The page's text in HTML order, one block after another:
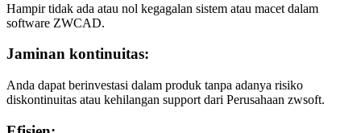
Hampir tidak ada atau nol kegagalan sistem atau macet dalam
software ZWCAD.
Jaminan kontinuitas:
Anda dapat berinvestasi dalam produk tanpa adanya risiko
diskontinuitas atau kehilangan support dari Perusahaan zwsoft.